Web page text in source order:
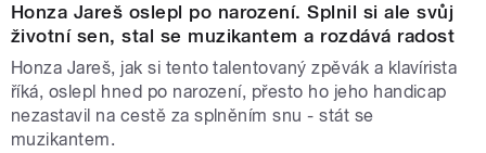
Honza Jareš oslepl po narození. Splnil si ale svůj
životní sen, stal se muzikantem a rozdává radost
Honza Jareš, jak si tento talentovaný zpěvák a klavírista
říká, oslepl hned po narození, přesto ho jeho handicap
nezastavil na cestě za splněním snu - stát se
muzikantem.